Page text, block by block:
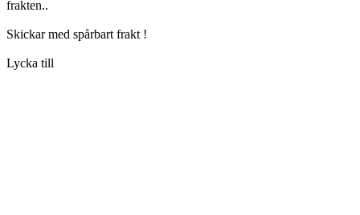
frakten..
Skickar med spårbart frakt !
Lycka till